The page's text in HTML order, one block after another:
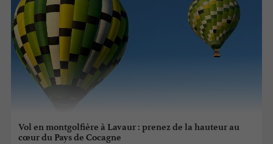
Vol en montgolfière à Lavaur : prenez de la hauteur au
cœur du Pays de Cocagne